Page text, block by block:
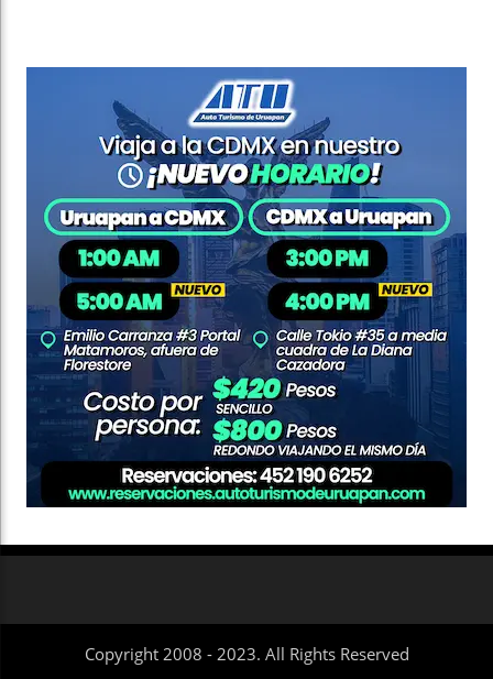
Copyright 2008 - 2023. All Rights Reserved